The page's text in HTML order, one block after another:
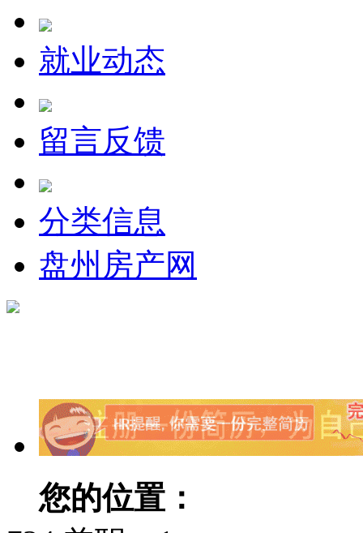
就业动态
留言反馈
分类信息
盘州房产网
您的位置：